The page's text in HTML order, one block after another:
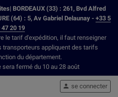
BORDEAUX (33) : 261, Bvd Alfred
(64) : 5, Av Gabriel Delaunay - +33 5
47 20 19
le tarif d'expédition, il faut renseigner
transporteurs appliquent des tarifs
du département.
sera fermé du 10 au 28 août
 se connecter